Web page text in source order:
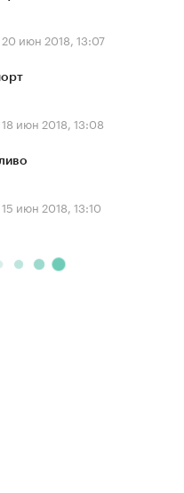
20 июн 2018, 13:07
18 июн 2018, 13:08
15 июн 2018, 13:10